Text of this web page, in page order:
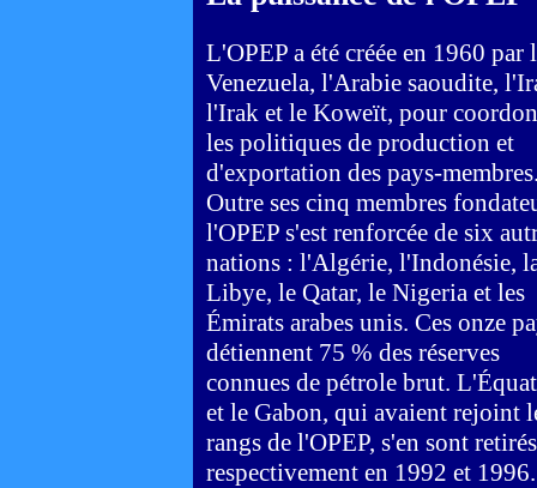
L'OPEP a été créée en 1960 par
Venezuela, l'Arabie saoudite,
l'Irak et le Koweït, pour
les politiques de production et
d'exportation des pays-
Outre ses cinq membres
l'OPEP s'est renforcée de six
nations : l'Algérie, l'Indonésie,
Libye, le Qatar, le Nigeria et les
Émirats arabes unis. Ces onze
détiennent 75 % des réserves
connues de pétrole brut.
et le Gabon, qui avaient rejoint
rangs de l'OPEP, s'en sont retirés
respectivement en 1992 et 1996.